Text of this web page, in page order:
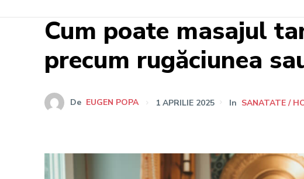
Cum poate masajul
precum rugăciunea
De EUGEN POPA 1 APRILIE 2025 In SANATATE /